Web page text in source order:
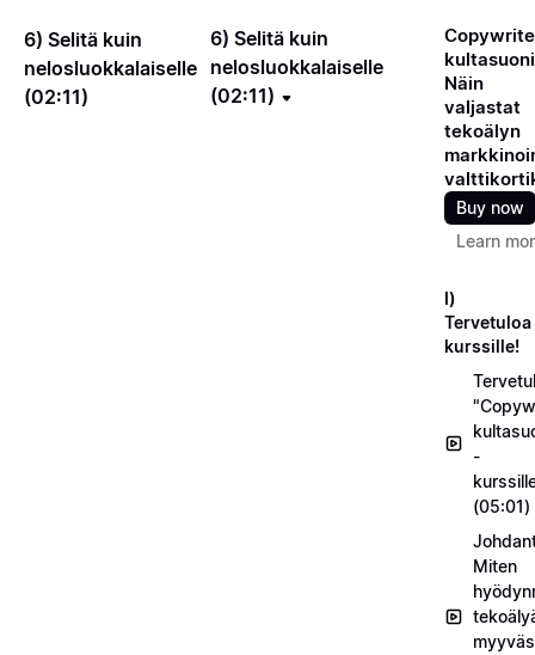
6) Selitä kuin
nelosluokkalaiselle
(02:11)
6) Selitä kuin
nelosluokkalaiselle
(02:11)
Näin
valjastat
tekoälyn
Buy now
Learn
I)
Tervetuloa
kurssille!
-
(05:01)
Miten